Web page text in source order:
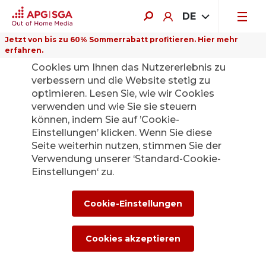
DE
Jetzt von bis zu 60% Sommerrabatt profitieren. Hier mehr
erfahren.Auf dieser Website verwenden wir
Cookies um Ihnen das Nutzererlebnis zu
verbessern und die Website stetig zu
optimieren. Lesen Sie, wie wir Cookies
verwenden und wie Sie sie steuern
können, indem Sie auf ’Cookie-
Einstellungen’ klicken. Wenn Sie diese
Seite weiterhin nutzen, stimmen Sie der
Verwendung unserer ‘Standard-Cookie-
Einstellungen‘ zu.
Cookie-Einstellungen
Cookies akzeptieren